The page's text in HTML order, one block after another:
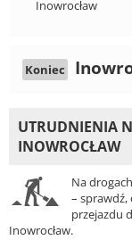
Inowrocław
Koniec
UTRUDNIENIA
INOWROCŁAW
Na
–
przejazdu
Inowrocław.